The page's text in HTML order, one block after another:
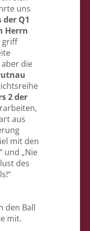
uns
Q1
Herrn
griff
aber die
2 der
aus
mit den
und „Nie
des
den Ball
mit.